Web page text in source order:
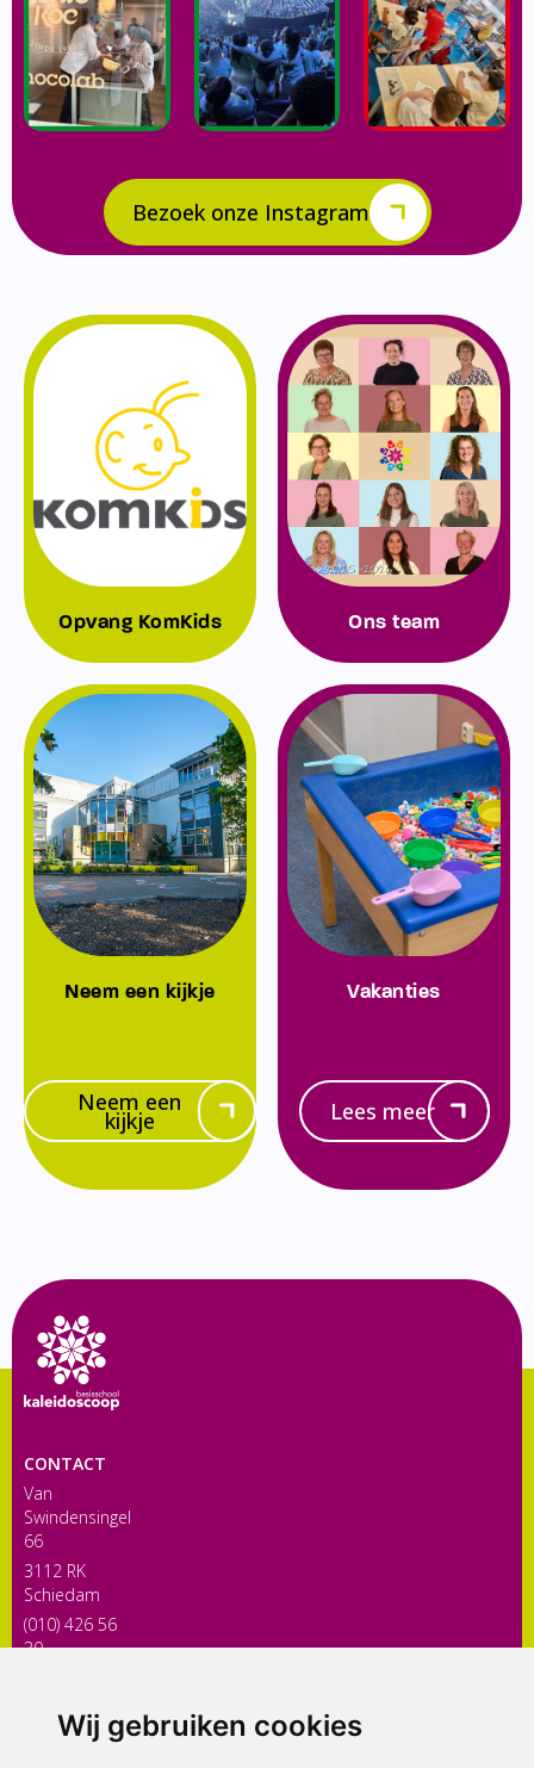
Wij gebruiken cookies
Bezoek onze Instagram
Opvang KomKids Ons team
Neem een kijkje
Neem een
kijkje
Vakanties
Lees meer
CONTACT
Van
Swindensingel
66
3112 RK
Schiedam
(010) 426 56
30
ONDERDEEL VAN